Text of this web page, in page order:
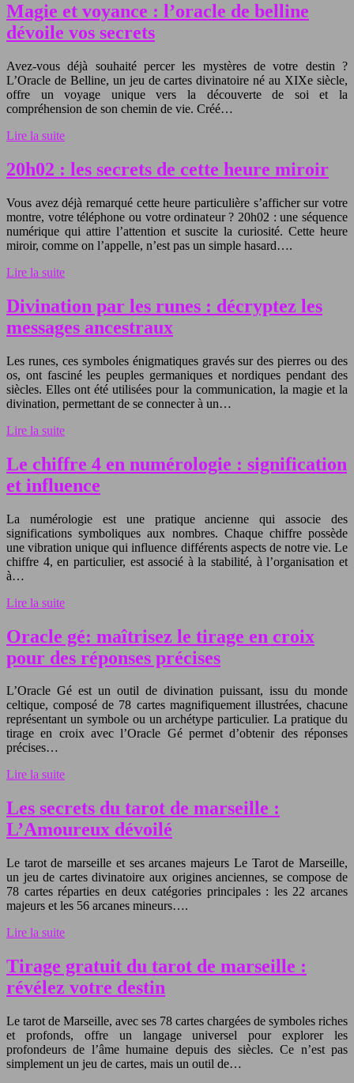
Magie et voyance : l’oracle de belline
dévoile vos secrets
Avez-vous déjà souhaité percer les mystères de votre destin ?
L’Oracle de Belline, un jeu de cartes divinatoire né au XIXe siècle,
offre un voyage unique vers la découverte de soi et la
compréhension de son chemin de vie. Créé…
Lire la suite
20h02 : les secrets de cette heure miroir
Vous avez déjà remarqué cette heure particulière s’afficher sur votre
montre, votre téléphone ou votre ordinateur ? 20h02 : une séquence
numérique qui attire l’attention et suscite la curiosité. Cette heure
miroir, comme on l’appelle, n’est pas un simple hasard….
Lire la suite
Divination par les runes : décryptez les
messages ancestraux
Les runes, ces symboles énigmatiques gravés sur des pierres ou des
os, ont fasciné les peuples germaniques et nordiques pendant des
siècles. Elles ont été utilisées pour la communication, la magie et la
divination, permettant de se connecter à un…
Lire la suite
Le chiffre 4 en numérologie : signification
et influence
La numérologie est une pratique ancienne qui associe des
significations symboliques aux nombres. Chaque chiffre possède
une vibration unique qui influence différents aspects de notre vie. Le
chiffre 4, en particulier, est associé à la stabilité, à l’organisation et
à…
Lire la suite
Oracle gé: maîtrisez le tirage en croix
pour des réponses précises
L’Oracle Gé est un outil de divination puissant, issu du monde
celtique, composé de 78 cartes magnifiquement illustrées, chacune
représentant un symbole ou un archétype particulier. La pratique du
tirage en croix avec l’Oracle Gé permet d’obtenir des réponses
précises…
Lire la suite
Les secrets du tarot de marseille :
L’Amoureux dévoilé
Le tarot de marseille et ses arcanes majeurs Le Tarot de Marseille,
un jeu de cartes divinatoire aux origines anciennes, se compose de
78 cartes réparties en deux catégories principales : les 22 arcanes
majeurs et les 56 arcanes mineurs….
Lire la suite
Tirage gratuit du tarot de marseille :
révélez votre destin
Le tarot de Marseille, avec ses 78 cartes chargées de symboles riches
et profonds, offre un langage universel pour explorer les
profondeurs de l’âme humaine depuis des siècles. Ce n’est pas
simplement un jeu de cartes, mais un outil de…